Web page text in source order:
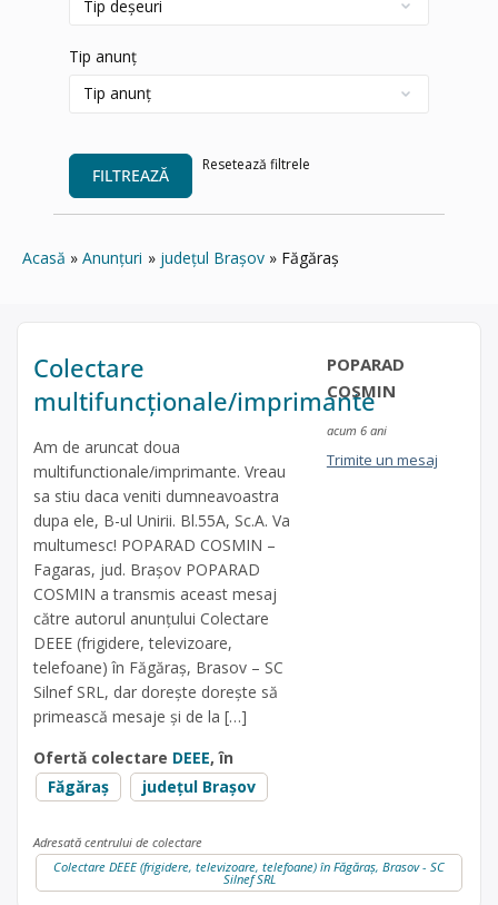
Tip anunț
FILTREAZĂ
Resetează filtrele
Acasă Anunțuri județul Brașov Făgăraș
Colectare
multifuncționale/imprimante
Am de aruncat doua
multifunctionale/imprimante. Vreau
sa stiu daca veniti dumneavoastra
dupa ele, B-ul Unirii. Bl.55A, Sc.A. Va
multumesc! POPARAD COSMIN –
Fagaras, jud. Brașov POPARAD
COSMIN a transmis aceast mesaj
către autorul anunțului Colectare
DEEE (frigidere, televizoare,
telefoane) în Făgăraș, Brasov – SC
Silnef SRL, dar dorește dorește să
primească mesaje și de la […]
Ofertă colectare DEEE, în
Făgăraș
județul Brașov
POPARAD
COSMIN
acum 6 ani
Trimite un mesaj
Adresată centrului de colectare
Colectare DEEE (frigidere, televizoare, telefoane) în Făgăraș, Brasov - SC
Silnef SRL